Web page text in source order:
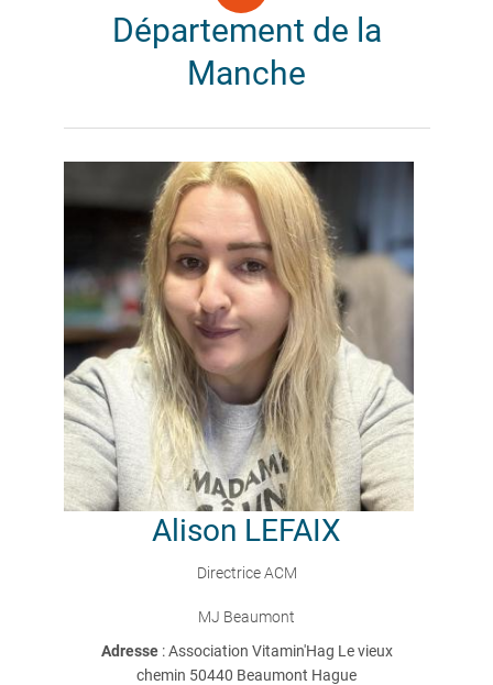
Département de la
Manche
Alison LEFAIX
Directrice ACM
MJ Beaumont
Adresse : Association Vitamin'Hag Le vieux
chemin 50440 Beaumont Hague